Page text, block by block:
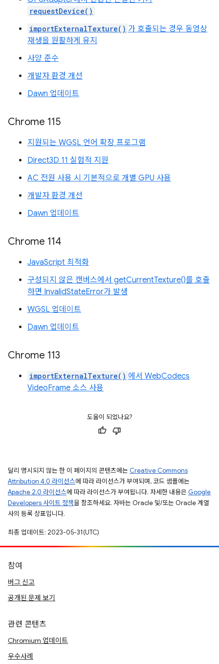
requestDevice()
importExternalTexture() 가 호출되는 경우 동영상
재생을 원활하게 유지
사양 준수
개발자 환경 개선
Dawn 업데이트
Chrome 115
지원되는 WGSL 언어 확장 프로그램
Direct3D 11 실험적 지원
AC 전원 사용 시 기본적으로 개별 GPU 사용
개발자 환경 개선
Dawn 업데이트
Chrome 114
JavaScript 최적화
구성되지 않은 캔버스에서 getCurrentTexture()를 호출
하면 InvalidStateError가 발생
WGSL 업데이트
Dawn 업데이트
Chrome 113
importExternalTexture() 에서 WebCodecs
VideoFrame 소스 사용
도움이 되었나요?
달리 명시되지 않는 한 이 페이지의 콘텐츠에는 Creative Commons
Attribution 4.0 라이선스에 따라 라이선스가 부여되며, 코드 샘플에는
Apache 2.0 라이선스에 따라 라이선스가 부여됩니다. 자세한 내용은 Google
Developers 사이트 정책을 참조하세요. 자바는 Oracle 및/또는 Oracle 계열
사의 등록 상표입니다.
최종 업데이트: 2023-05-31(UTC)
참여
버그 신고
공개된 문제 보기
관련 콘텐츠
Chromium 업데이트
우수사례